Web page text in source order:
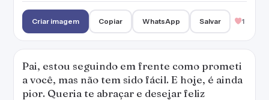
Criar imagem Copiar WhatsApp Salvar 1
Pai, estou seguindo em frente como prometi
a você, mas não tem sido fácil. E hoje, é ainda
pior. Queria te abraçar e desejar feliz